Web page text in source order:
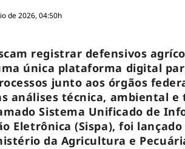
de 2026, 04:50h
registrar defensivos
única plataforma digital
junto aos órgãos
análises técnica, ambiental e
Sistema Unificado de
Eletrônica (Sispa), foi
da Agricultura e